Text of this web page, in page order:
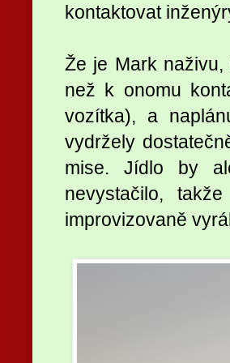
kontaktovat
Že je Mark
než k onomu
vozítka), a
vydržely
mise. Jídlo by
nevystačilo,
improvizovaně